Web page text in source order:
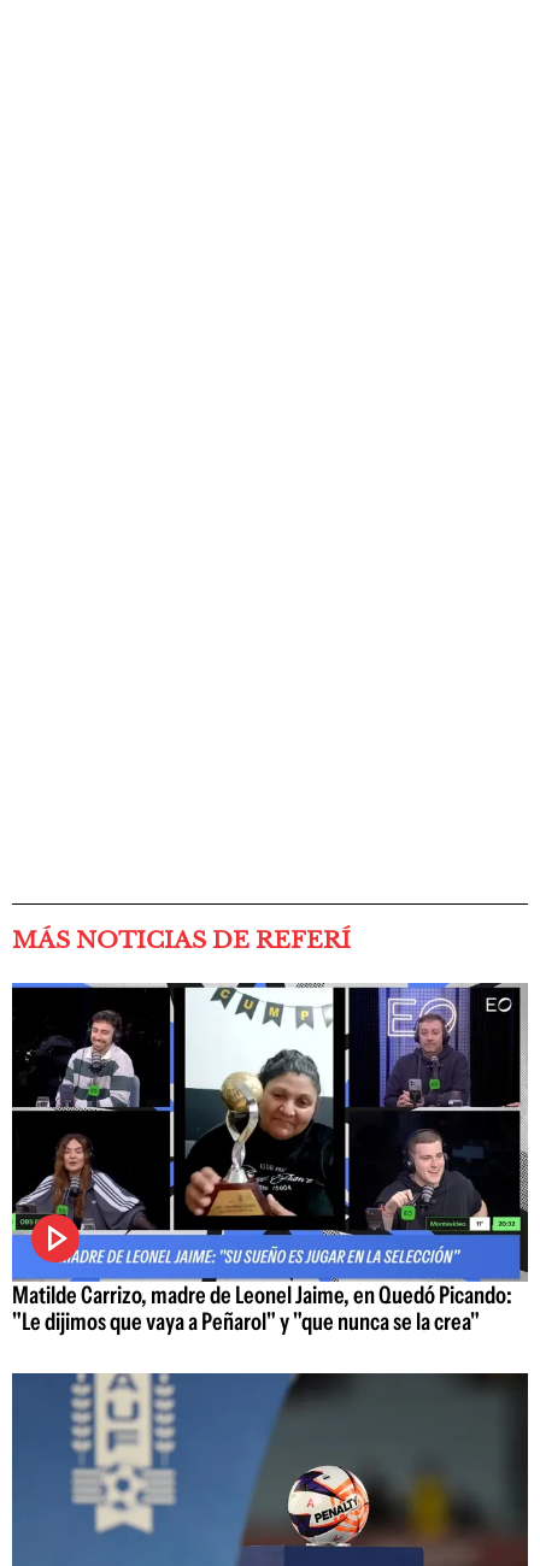
MÁS NOTICIAS DE REFERÍ
Matilde Carrizo, madre de Leonel Jaime, en Quedó Picando:
"Le dijimos que vaya a Peñarol" y "que nunca se la crea"